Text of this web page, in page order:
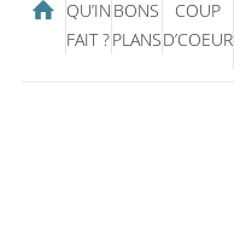
QU’IN
FAIT ?
BONS
PLANS
COUP
D’COEUR